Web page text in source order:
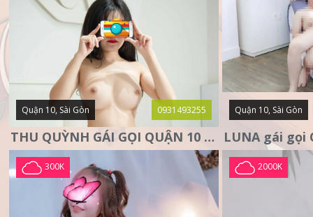
Quận 10, Sài Gòn 0931493255
THU QUỲNH GÁI GỌI QUẬN 10 – MẶT XINH DA TRẮNG – SANG
Quận 10, Sài Gòn
300K 2000K